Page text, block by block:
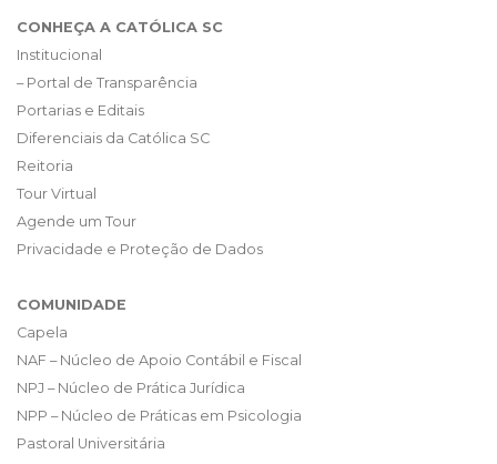
CONHEÇA A CATÓLICA SC
Institucional
– Portal de Transparência
Portarias e Editais
Diferenciais da Católica SC
Reitoria
Tour Virtual
Agende um Tour
Privacidade e Proteção de Dados
COMUNIDADE
Capela
NAF – Núcleo de Apoio Contábil e Fiscal
NPJ – Núcleo de Prática Jurídica
NPP – Núcleo de Práticas em Psicologia
Pastoral Universitária